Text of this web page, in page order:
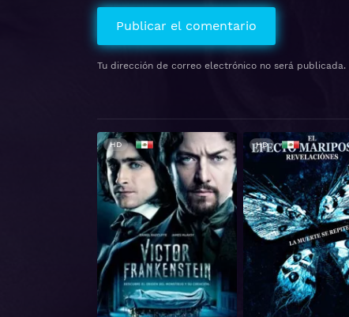
Tu dirección de correo electrónico no será publicada.
HD HD 1080P